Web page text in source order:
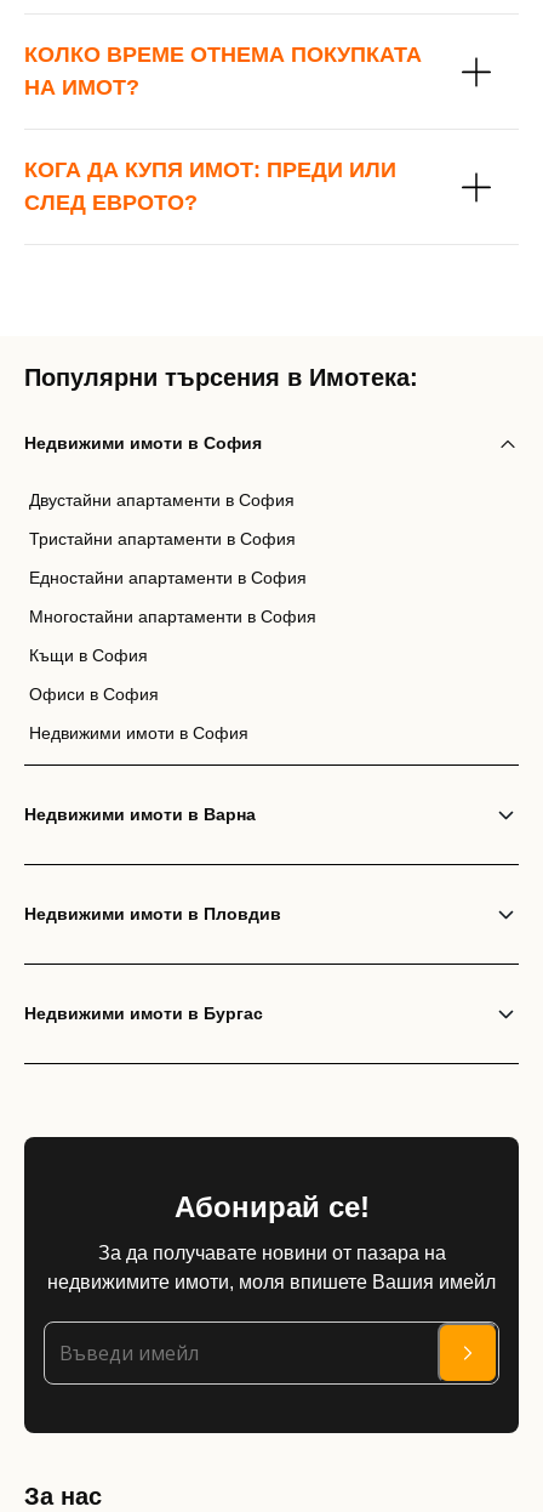
КОЛКО ВРЕМЕ ОТНЕМА ПОКУПКАТА
НА ИМОТ?
КОГА ДА КУПЯ ИМОТ: ПРЕДИ ИЛИ
СЛЕД ЕВРОТО?
Популярни търсения в Имотека:
Недвижими имоти в София
Двустайни апартаменти в София
Тристайни апартаменти в София
Едностайни апартаменти в София
Многостайни апартаменти в София
Къщи в София
Офиси в София
Недвижими имоти в София
Недвижими имоти в Варна
Недвижими имоти в Пловдив
Недвижими имоти в Бургас
Абонирай се!
За да получавате новини от пазара на
недвижимите имоти, моля впишете Вашия имейл
За нас